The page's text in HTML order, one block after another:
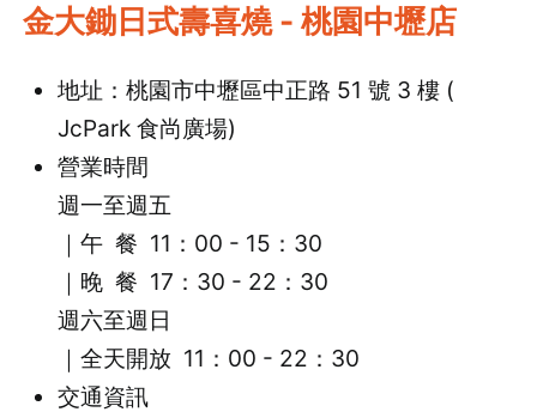
金大鋤日式壽喜燒 - 桃園中壢店
地址：桃園市中壢區中正路 51 號 3 樓 (
JcPark 食尚廣場)
營業時間
週一至週五
｜午 餐 11：00 - 15：30
｜ 晚 餐 17：30 - 22：30
週六至週日
｜全天開放 11：00 - 22：30
交通資訊